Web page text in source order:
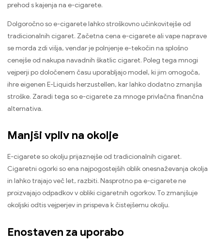
prehod s kajenja na e-cigarete.
Dolgoročno so e-cigarete lahko stroškovno učinkovitejše od
tradicionalnih cigaret. Začetna cena e-cigarete ali vape naprave
se morda zdi višja, vendar je polnjenje e-tekočin na splošno
cenejše od nakupa navadnih škatlic cigaret. Poleg tega mnogi
vejperji po določenem času uporabljajo model, ki jim omogoča,
ihre eigenen E-Liquids herzustellen, kar lahko dodatno zmanjša
stroške. Zaradi tega so e-cigarete za mnoge privlačna finančna
alternativa.
Manjši vpliv na okolje
E-cigarete so okolju prijaznejše od tradicionalnih cigaret.
Cigaretni ogorki so ena najpogostejših oblik onesnaževanja okolja
in lahko trajajo več let, razbiti. Nasprotno pa e-cigarete ne
proizvajajo odpadkov v obliki cigaretnih ogorkov. To zmanjšuje
okoljski odtis vejperjev in prispeva k čistejšemu okolju.
Enostaven za uporabo